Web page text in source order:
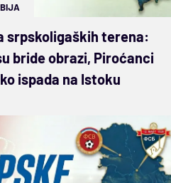
srpskoligaških terena:
bride obrazi, Piroćanci
ispada na Istoku